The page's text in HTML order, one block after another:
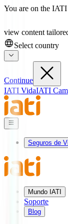
You are on the
view content
Select country
Continue
IATI VidaIATI
Seguros de
Mundo IATI
Soporte
Blog